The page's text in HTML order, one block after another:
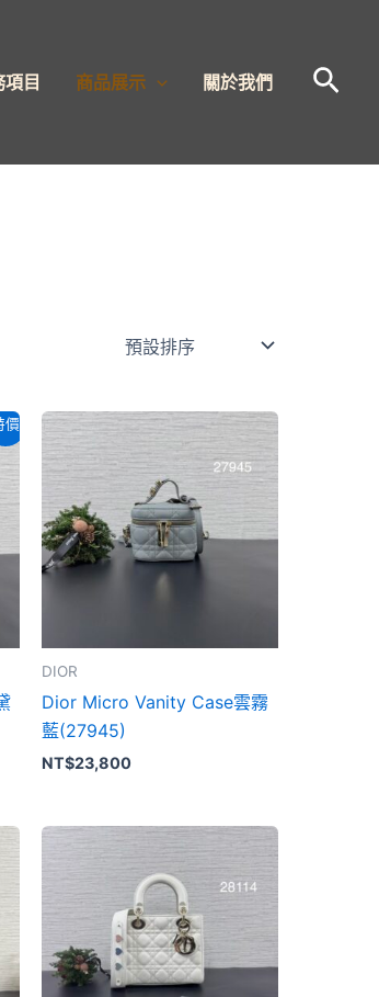
項目 商品展示 關於我們
搜
價
。
DIOR
Dior Micro Vanity Case雲霧
藍(27945)
NT$23,800